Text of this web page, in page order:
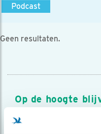
Podcast
Geen resultaten.
Op de hoogte
Meld je aan en ontvang
over vogels en